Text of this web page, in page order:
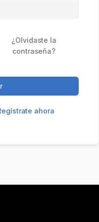
¿Olvidaste la
contraseña?
ahora